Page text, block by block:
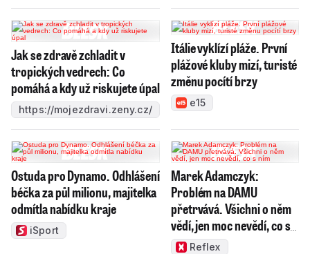
Jak se zdravě zchladit v
tropických vedrech: Co
pomáhá a kdy už riskujete úpal
https://mojezdravi.zeny.cz/
Itálie vyklízí pláže. První
plážové kluby mizí, turisté
změnu pocítí brzy
e15
Ostuda pro Dynamo. Odhlášení
béčka za půl milionu, majitelka
odmítla nabídku kraje
iSport
Marek Adamczyk:
Problém na DAMU
přetrvává. Všichni o něm
vědí, jen moc nevědí, co s
nímReflex